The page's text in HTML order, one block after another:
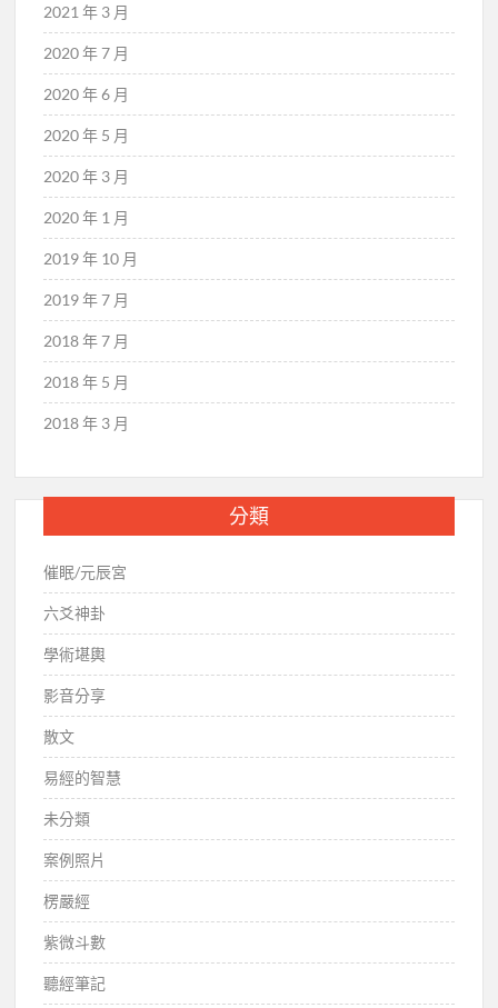
2021 年 3 月
2020 年 7 月
2020 年 6 月
2020 年 5 月
2020 年 3 月
2020 年 1 月
2019 年 10 月
2019 年 7 月
2018 年 7 月
2018 年 5 月
2018 年 3 月
分類
催眠/元辰宮
六爻神卦
學術堪輿
影音分享
散文
易經的智慧
未分類
案例照片
楞嚴經
紫微斗數
聽經筆記